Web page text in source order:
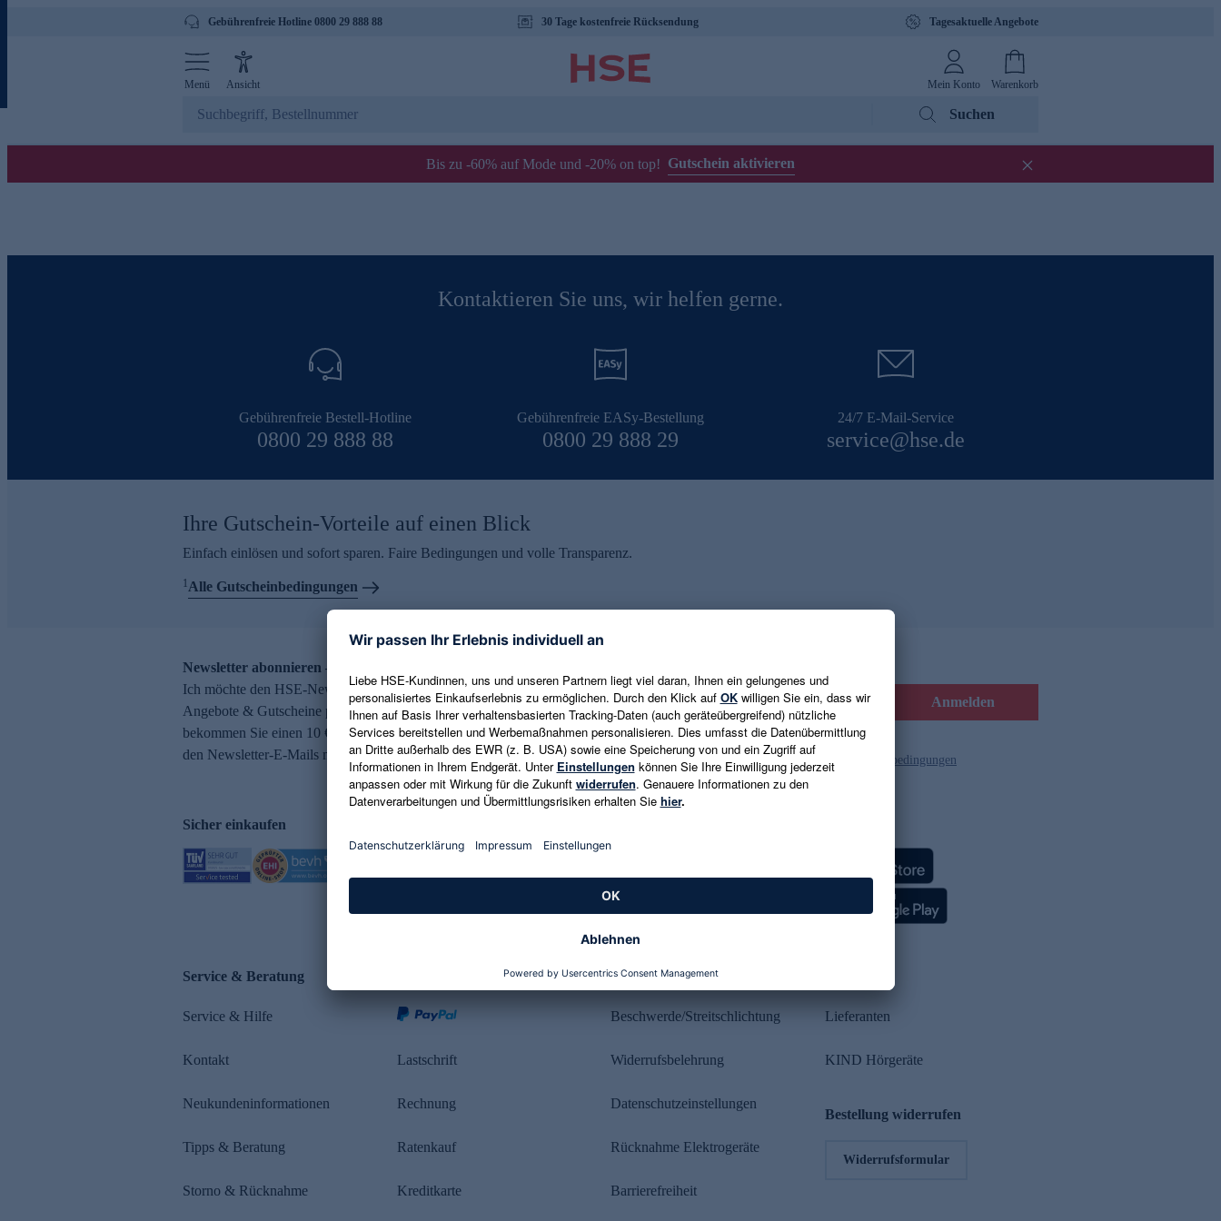
Gebührenfreie Hotline 0800 29 888 88 30 Tage kostenfreie Rücksendung Tagesaktuelle Angebote
Menü Ansicht Mein Konto Warenkorb
Suchen
Bis zu -60% auf Mode und -20% on top! Gutschein aktivieren
Kontaktieren Sie uns, wir helfen gerne.
Gebührenfreie Bestell-Hotline
0800 29 888 88
Gebührenfreie EASy-Bestellung
0800 29 888 29
24/7 E-Mail-Service
service@hse.de
Ihre Gutschein-Vorteile auf einen Blick
Einfach einlösen und sofort sparen. Faire Bedingungen und volle Transparenz.
1Alle Gutscheinbedingungen
Newsletter abonnieren – 10 € Gutschein erhalten
Ich möchte den HSE-Newsletter abonnieren und aktuelle Trends,
Angebote & Gutscheine per E-Mail erhalten. Als Dankeschön
bekommen Sie einen 10 € Gutschein. Eine Abmeldung ist jederzeit in
den Newsletter-E-Mails möglich.
E-Mail-Adresse eingeben Anmelden
Es gelten die Datenschutzrichtlinien und die Gutscheinbedingungen
Sicher einkaufen
Service & Beratung
Service & Hilfe
Kontakt
Neukundeninformationen
Tipps & Beratung
Storno & Rücknahme
Lastschrift
Rechnung
Ratenkauf
Kreditkarte
Rechtliches
Beschwerde/Streitschlichtung
Widerrufsbelehrung
Datenschutzeinstellungen
Rücknahme Elektrogeräte
Barrierefreiheit
Lieferanten
KIND Hörgeräte
Bestellung widerrufen
Widerrufsformular